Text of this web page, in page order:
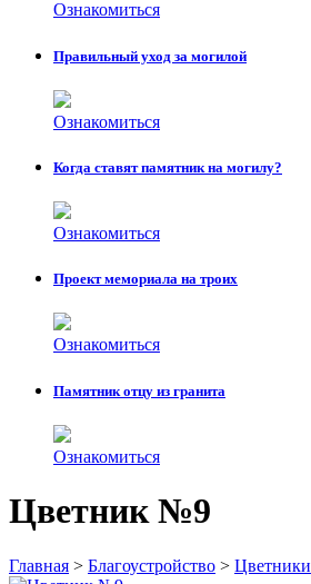
Ознакомиться
Правильный уход за могилой
Ознакомиться
Когда ставят памятник на могилу?
Ознакомиться
Проект мемориала на троих
Ознакомиться
Памятник отцу из гранита
Ознакомиться
Цветник №9
Главная > Благоустройство > Цветники